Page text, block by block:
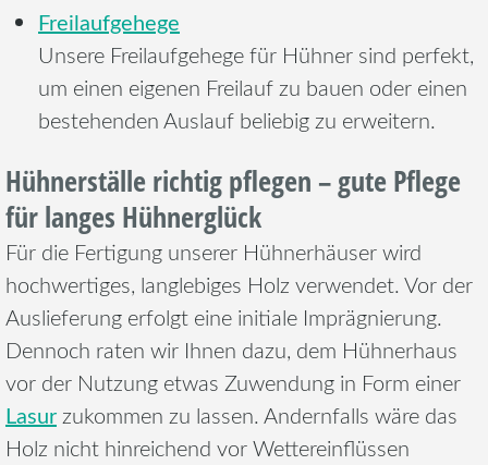
Freilaufgehege
Unsere Freilaufgehege für Hühner sind perfekt,
um einen eigenen Freilauf zu bauen oder einen
bestehenden Auslauf beliebig zu erweitern.
Hühnerställe richtig pflegen – gute Pflege
für langes Hühnerglück
Für die Fertigung unserer Hühnerhäuser wird
hochwertiges, langlebiges Holz verwendet. Vor der
Auslieferung erfolgt eine initiale Imprägnierung.
Dennoch raten wir Ihnen dazu, dem Hühnerhaus
vor der Nutzung etwas Zuwendung in Form einer
Lasurzukommen zu lassen. Andernfalls wäre das
Holz nicht hinreichend vor Wettereinflüssen